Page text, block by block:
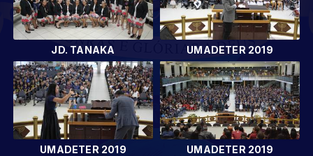
JD. TANAKA UMADETER 2019
UMADETER 2019 UMADETER 2019